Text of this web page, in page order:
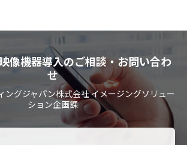
像機器導入のご相談・お問い合わ
せ
ングジャパン株式会社 イメージングソリュー
ション企画課